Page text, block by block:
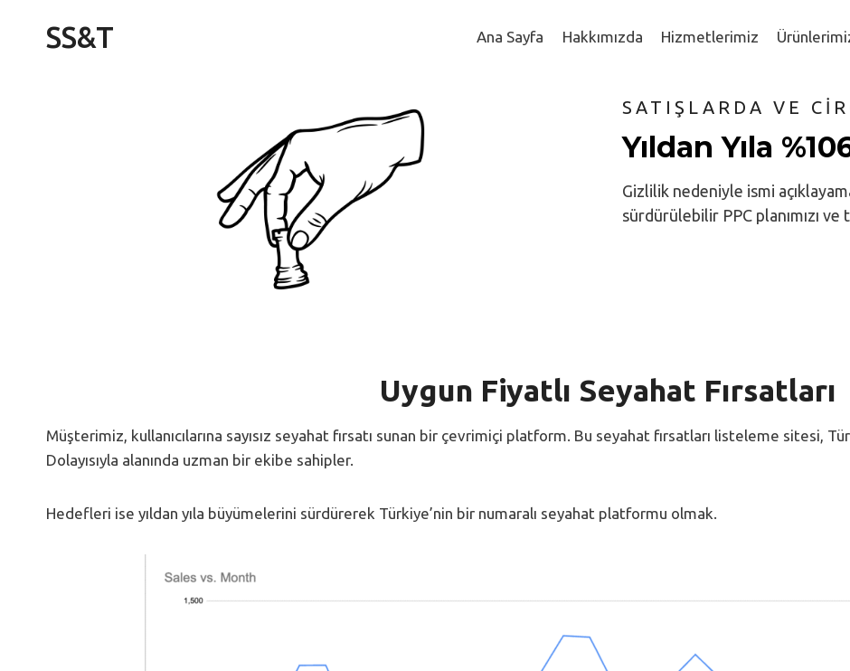
SS&T Ana Sayfa Hakkımızda Hizmetlerimiz
SATIŞLARDA VE
Yıldan Yıla
Gizlilik nedeniyle ismi
sürdürülebilir PPC planımızı
Uygun Fiyatlı Seyahat Fırsatları
Müşterimiz, kullanıcılarına sayısız seyahat fırsatı sunan bir çevrimiçi platform. Bu seyahat fırsatları listeleme sitesi,
Dolayısıyla alanında uzman bir ekibe sahipler.
Hedefleri ise yıldan yıla büyümelerini sürdürerek Türkiye’nin bir numaralı seyahat platformu olmak.